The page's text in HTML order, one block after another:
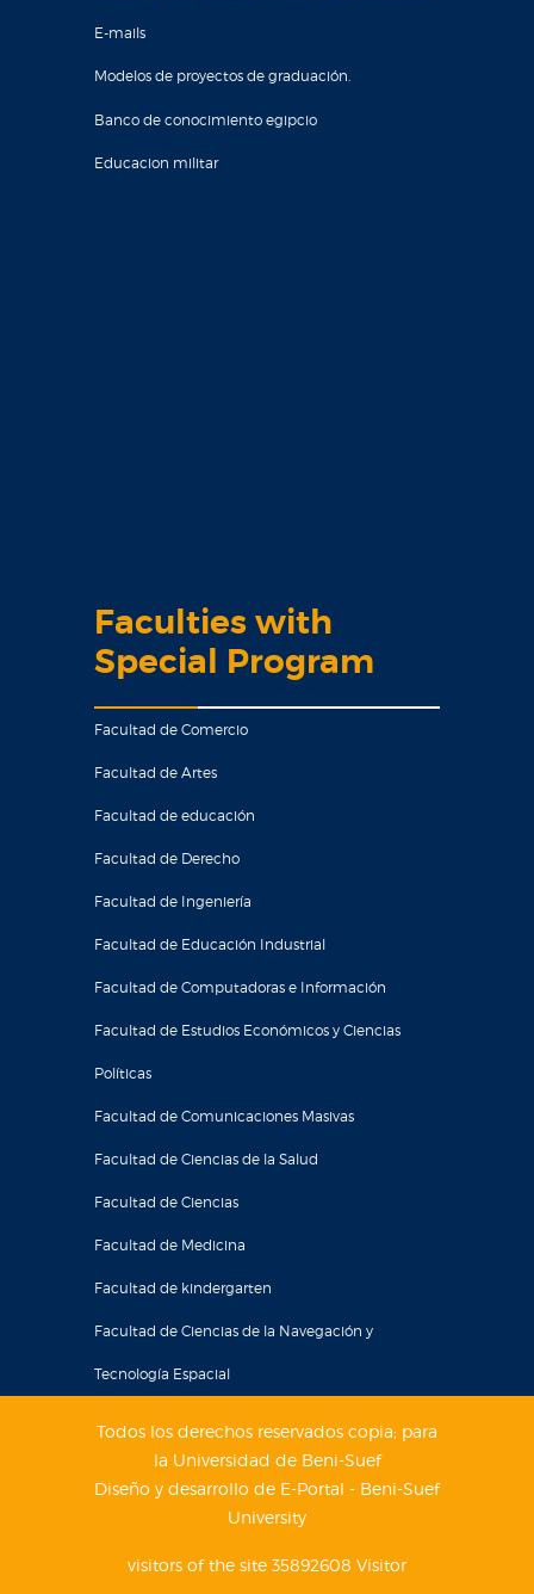
E-mails
Modelos de proyectos de graduación.
Banco de conocimiento egipcio
Educacion militar
Faculties with
Special Program
Facultad de Comercio
Facultad de Artes
Facultad de educación
Facultad de Derecho
Facultad de Ingeniería
Facultad de Educación Industrial
Facultad de Computadoras e Información
Facultad de Estudios Económicos y Ciencias
Políticas
Facultad de Comunicaciones Masivas
Facultad de Ciencias de la Salud
Facultad de Ciencias
Facultad de Medicina
Facultad de kindergarten
Facultad de Ciencias de la Navegación y
Tecnología Espacial
Todos los derechos reservados copia; para
la Universidad de Beni-Suef
Diseño y desarrollo de E-Portal - Beni-Suef
University
visitors of the site 35892608 Visitor